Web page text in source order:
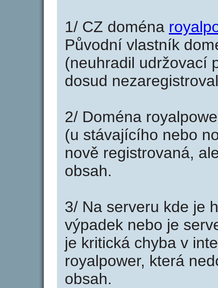
1/ CZ doména
Původní vlastník
(neuhradil udržovací
dosud
2/ Doména
(u stávajícího nebo
nově registrovaná,
obsah.
3/ Na serveru kde je
výpadek nebo je
je kritická chyba v
royalpower, která
obsah.